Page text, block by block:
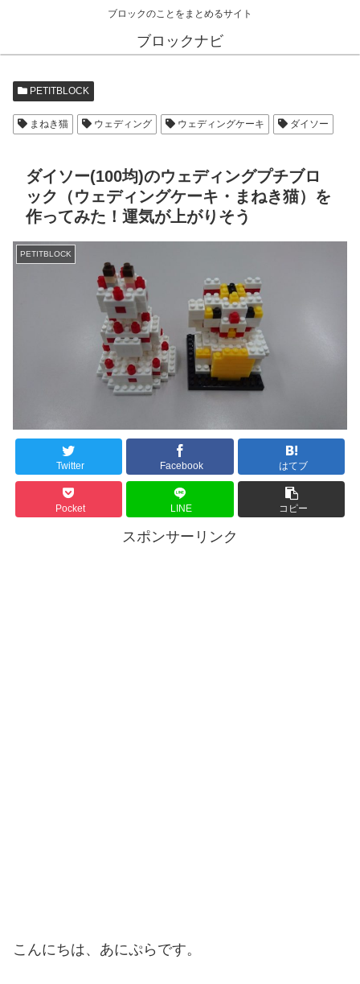
ブロックのことをまとめるサイト
ブロックナビ
PETITBLOCK
まねき猫 ウェディング ウェディングケーキ ダイソー
ダイソー(100均)のウェディングプチブロ
ック（ウェディングケーキ・まねき猫）を
作ってみた！運気が上がりそう
PETITBLOCK
Twitter Facebook はてブ
Pocket LINE コピー
スポンサーリンク
こんにちは、あにぷらです。